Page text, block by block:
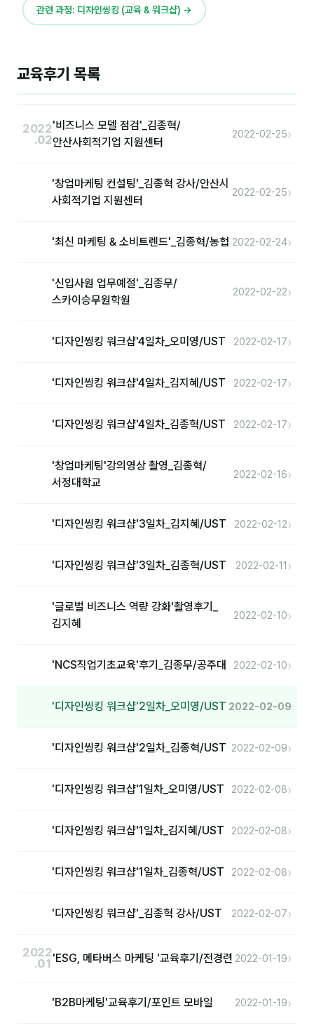
제안·영업
마케팅
재무·계약
B2B 영업도구
용어사전
영상자료실
등급 · 포인트
공지사항
관련 과정: 디자인씽킹 (교육 & 워크샵) →
교육후기 목록
2022
.02
'비즈니스 모델 점검'_김종혁/
안산사회적기업 지원센터
2022-02-25›
'창업마케팅 컨설팅'_김종혁 강사/안산시
사회적기업 지원센터
2022-02-25›
'최신 마케팅 & 소비트렌드'_김종혁/농협 2022-02-24›
'신입사원 업무예절'_김종무/
스카이승무원학원
2022-02-22›
'디자인씽킹 워크샵'4일차_오미영/UST 2022-02-17›
'디자인씽킹 워크샵'4일차_김지혜/UST 2022-02-17›
'디자인씽킹 워크샵'4일차_김종혁/UST 2022-02-17›
'창업마케팅'강의영상 촬영_김종혁/
서정대학교
2022-02-16›
'디자인씽킹 워크샵'3일차_김지혜/UST 2022-02-12›
'디자인씽킹 워크샵'3일차_김종혁/UST 2022-02-11 ›
'글로벌 비즈니스 역량 강화'촬영후기_
김지혜
2022-02-10›
'NCS직업기초교육'후기_김종무/공주대 2022-02-10›
'디자인씽킹 워크샵'2일차_오미영/UST 2022-02-09
'디자인씽킹 워크샵'2일차_김종혁/UST 2022-02-09›
'디자인씽킹 워크샵'1일차_오미영/UST 2022-02-08›
'디자인씽킹 워크샵'1일차_김지혜/UST 2022-02-08›
'디자인씽킹 워크샵'1일차_김종혁/UST 2022-02-08›
'디자인씽킹 워크샵'_김종혁 강사/UST 2022-02-07›
2022
.01 'ESG, 메타버스 마케팅 '교육후기/전경련 2022-01-19›
'B2B마케팅'교육후기/포인트 모바일 2022-01-19›